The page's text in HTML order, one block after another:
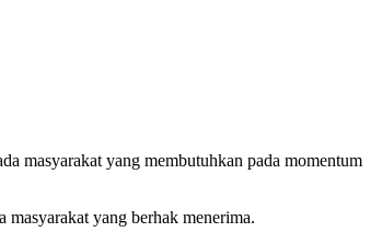
masyarakat yang membutuhkan pada momentum
masyarakat yang berhak menerima.